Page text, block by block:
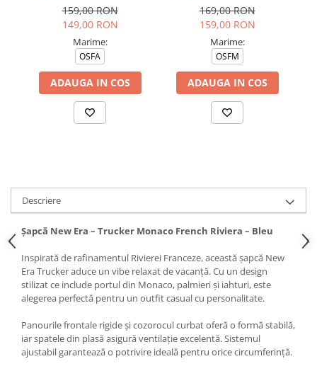
Yankees Blkblk
159,00 RON
149,00 RON
Marime:
OSFA
ADAUGA IN COS
Carltc
169,00 RON
159,00 RON
Marime:
OSFM
ADAUGA IN COS
Descriere
Șapcă New Era – Trucker Monaco French Riviera – Bleu
Inspirată de rafinamentul Rivierei Franceze, această șapcă New
Era Trucker aduce un vibe relaxat de vacanță. Cu un design
stilizat ce include portul din Monaco, palmieri și iahturi, este
alegerea perfectă pentru un outfit casual cu personalitate.
Panourile frontale rigide și cozorocul curbat oferă o formă stabilă,
iar spatele din plasă asigură ventilație excelentă. Sistemul
ajustabil garantează o potrivire ideală pentru orice circumferință.